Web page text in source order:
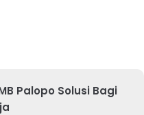
Palopo Solusi Bagi